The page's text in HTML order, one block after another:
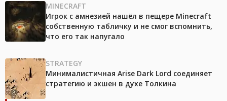
MINECRAFT
Игрок с амнезией нашёл в пещере Minecraft
собственную табличку и не смог вспомнить,
что его так напугало
STRATEGY
Минималистичная Arise Dark Lord соединяет
стратегию и экшен в духе Толкина